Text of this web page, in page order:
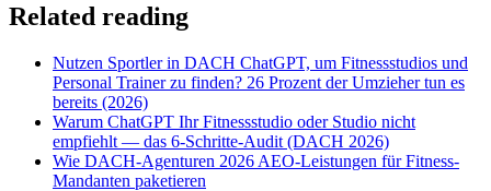
Related reading
Nutzen Sportler in DACH ChatGPT, um Fitnessstudios und
Personal Trainer zu finden? 26 Prozent der Umzieher tun es
bereits (2026)
Warum ChatGPT Ihr Fitnessstudio oder Studio nicht
empfiehlt — das 6-Schritte-Audit (DACH 2026)
Wie DACH-Agenturen 2026 AEO-Leistungen für Fitness-
Mandanten paketieren